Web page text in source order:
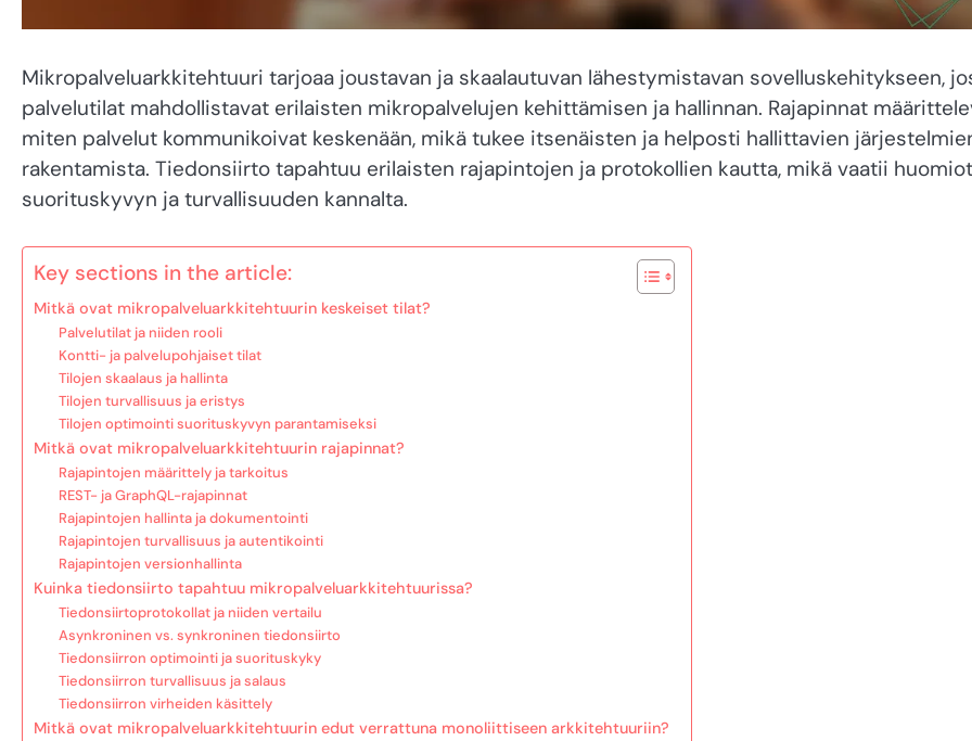
Mikropalveluarkkitehtuuri tarjoaa joustavan ja skaalautuvan lähestymistavan sovelluskehitykseen,
palvelutilat mahdollistavat erilaisten mikropalvelujen kehittämisen ja hallinnan. Rajapinnat
miten palvelut kommunikoivat keskenään, mikä tukee itsenäisten ja helposti hallittavien
rakentamista. Tiedonsiirto tapahtuu erilaisten rajapintojen ja protokollien kautta, mikä vaatii
suorituskyvyn ja turvallisuuden kannalta.
Key sections in the article:
Mitkä ovat mikropalveluarkkitehtuurin keskeiset tilat?
Palvelutilat ja niiden rooli
Kontti- ja palvelupohjaiset tilat
Tilojen skaalaus ja hallinta
Tilojen turvallisuus ja eristys
Tilojen optimointi suorituskyvyn parantamiseksi
Mitkä ovat mikropalveluarkkitehtuurin rajapinnat?
Rajapintojen määrittely ja tarkoitus
REST- ja GraphQL-rajapinnat
Rajapintojen hallinta ja dokumentointi
Rajapintojen turvallisuus ja autentikointi
Rajapintojen versionhallinta
Kuinka tiedonsiirto tapahtuu mikropalveluarkkitehtuurissa?
Tiedonsiirtoprotokollat ja niiden vertailu
Asynkroninen vs. synkroninen tiedonsiirto
Tiedonsiirron optimointi ja suorituskyky
Tiedonsiirron turvallisuus ja salaus
Tiedonsiirron virheiden käsittely
Mitkä ovat mikropalveluarkkitehtuurin edut verrattuna monoliittiseen arkkitehtuuriin?